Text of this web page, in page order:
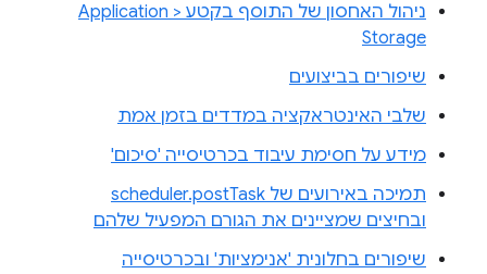
ניהול האחסון של התוסף בקטע Application >
Storage
שיפורים בביצועים
שלבי האינטראקציה במדדים בזמן אמת
מידע על חסימת עיבוד בכרטיסייה 'סיכום'
תמיכה באירועים של scheduler.postTask
ובחיצים שמציינים את הגורם המפעיל שלהם
שיפורים בחלונית 'אנימציות' ובכרטיסייה